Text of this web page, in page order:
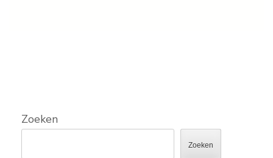
Zoeken
Zoeken